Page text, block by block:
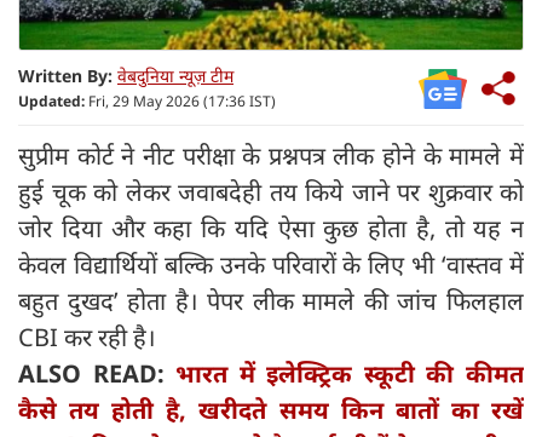
Written By: वेबदुनिया न्यूज़ टीम
Updated: Fri, 29 May 2026 (17:36 IST)
सुप्रीम कोर्ट ने नीट परीक्षा के प्रश्नपत्र लीक होने के मामले में
हुई चूक को लेकर जवाबदेही तय किये जाने पर शुक्रवार को
जोर दिया और कहा कि यदि ऐसा कुछ होता है, तो यह न
केवल विद्यार्थियों बल्कि उनके परिवारों के लिए भी ‘वास्तव में
बहुत दुखद’ होता है। पेपर लीक मामले की जांच फिलहाल
CBI कर रही है।
ALSO READ: भारत में इलेक्ट्रिक स्कूटी की कीमत
कैसे तय होती है, खरीदते समय किन बातों का रखें